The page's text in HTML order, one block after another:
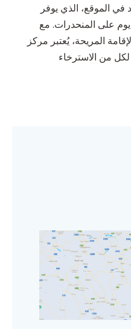
الموقع، الذي يوفر
يوم على المنحدرات. مع
المريحة، يُعتبر مركز
لكل من الاسترخاء